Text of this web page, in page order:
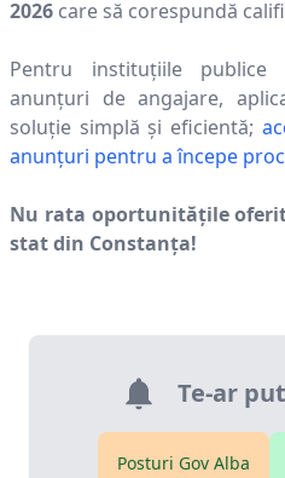
2026 care să corespundă
Pentru instituțiile
anunțuri de angajare,
soluție simplă și eficientă;
anunțuri pentru a începe
Nu rata oportunitățile
stat din Constanţa!
Te-ar
Posturi Gov Alba